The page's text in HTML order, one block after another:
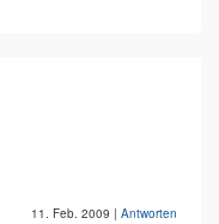
11. Feb. 2009 | Antworten